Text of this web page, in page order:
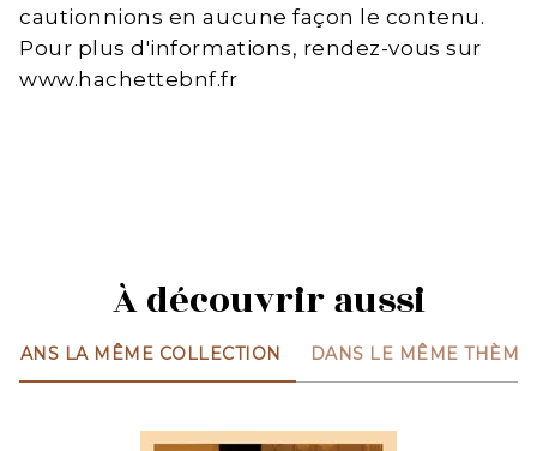
cautionnions en aucune façon le contenu.
Pour plus d'informations, rendez-vous sur
www.hachettebnf.fr
À découvrir aussi
DANS LA MÊME COLLECTION DANS LE MÊME THÈME